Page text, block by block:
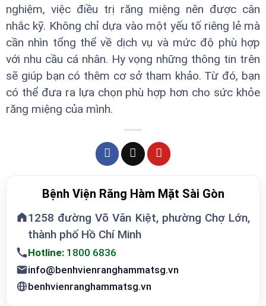
nghiệm, việc điều trị răng miệng nên được cân
nhắc kỹ. Không chỉ dựa vào một yếu tố riêng lẻ mà
cần nhìn tổng thể về dịch vụ và mức độ phù hợp
với nhu cầu cá nhân. Hy vọng những thông tin trên
sẽ giúp bạn có thêm cơ sở tham khảo. Từ đó, bạn
có thể đưa ra lựa chọn phù hợp hơn cho sức khỏe
răng miệng của mình.
Bệnh Viện Răng Hàm Mặt Sài Gòn
1258 đường Võ Văn Kiệt, phường Chợ Lớn,
thành phố Hồ Chí Minh
Hotline: 1800 6836
info@benhvienranghammatsg.vn
benhvienranghammatsg.vn